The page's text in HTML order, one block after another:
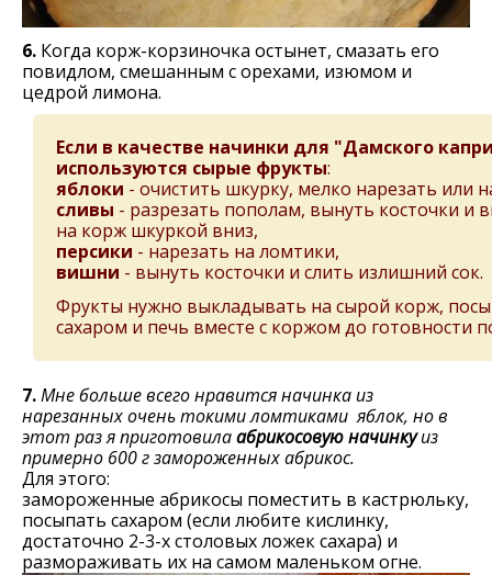
6. Когда корж-корзиночка остынет, смазать его
повидлом, смешанным с орехами, изюмом и
цедрой лимона.
Если в качестве начинки для "Дамского
используются сырые фрукты:
яблоки - очистить шкурку, мелко нарезать или
сливы - разрезать пополам, вынуть косточки и
на корж шкуркой вниз,
персики - нарезать на ломтики,
вишни - вынуть косточки и слить излишний сок.
Фрукты нужно выкладывать на сырой корж,
сахаром и печь вместе с коржом до готовности
7.Мне больше всего нравится начинка из
нарезанных очень токими ломтиками яблок, но в
этот раз я приготовилаабрикосовую начинкуиз
примерно 600 г замороженных абрикос.
Для этого:
замороженные абрикосы поместить в кастрюльку,
посыпать сахаром (если любите кислинку,
достаточно 2-3-х столовых ложек сахара) и
размораживать их на самом маленьком огне.